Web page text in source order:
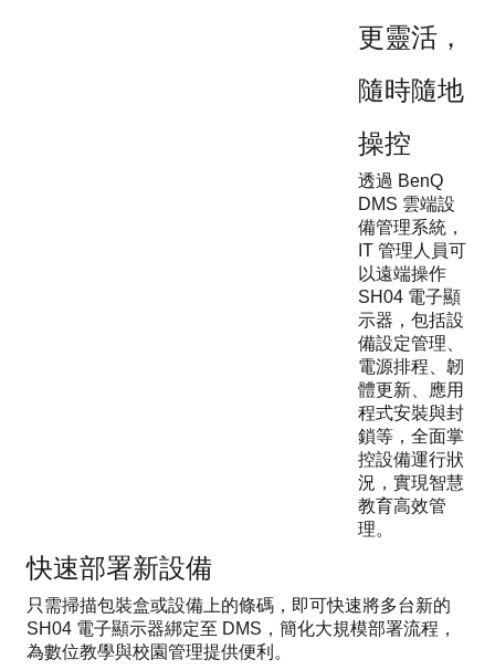
更靈活，
隨時隨地
操控
透過 BenQ
DMS 雲端設
備管理系統，
IT 管理人員可
以遠端操作
SH04 電子顯
示器，包括設
備設定管理、
電源排程、韌
體更新、應用
程式安裝與封
鎖等，全面掌
控設備運行狀
況，實現智慧
教育高效管
理。
快速部署新設備
只需掃描包裝盒或設備上的條碼，即可快速將多台新的
SH04 電子顯示器綁定至 DMS，簡化大規模部署流程，
為數位教學與校園管理提供便利。